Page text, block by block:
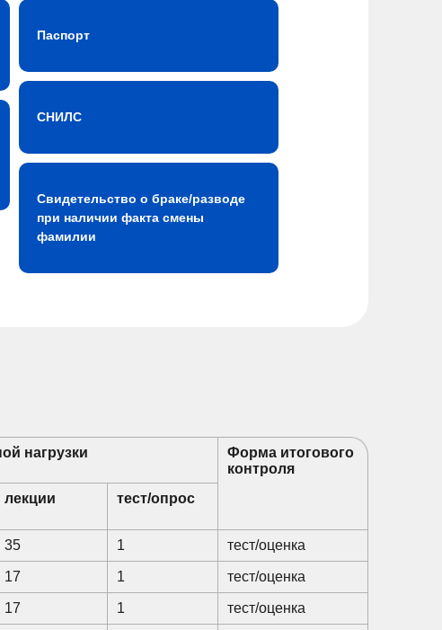
Паспорт
СНИЛС
Свидетельство о браке/разводе
при наличии факта смены
фамилии
нагрузки
Форма итогового
контроля
лекции тест/опрос
35 1 тест/оценка
17 1 тест/оценка
17 1 тест/оценка